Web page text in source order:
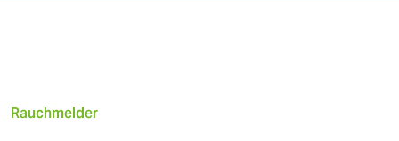
Rauchmelder